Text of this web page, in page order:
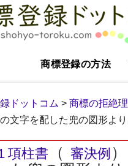
商標登録の方法
ドットコム > 商標の拒絶
の文字を配した兜の図形よ
項柱書 （ 審決例